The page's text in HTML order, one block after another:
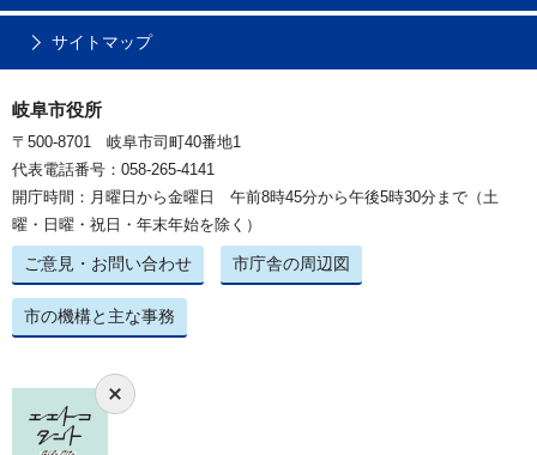
サイトマップ
岐阜市役所
〒500-8701 岐阜市司町40番地1
代表電話番号：058-265-4141
開庁時間：月曜日から金曜日 午前8時45分から午後5時30分まで（土
曜・日曜・祝日・年末年始を除く）
ご意見・お問い合わせ 市庁舎の周辺図
市の機構と主な事務